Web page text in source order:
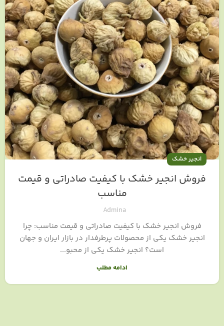
انجیر خشک
فروش انجیر خشک با کیفیت صادراتی و قیمت
مناسب
Admina
فروش انجیر خشک با کیفیت صادراتی و قیمت مناسب: چرا
انجیر خشک یکی از محصولات پرطرفدار در بازار ایران و جهان
است؟ انجیر خشک یکی از محبو...
ادامه مطلب